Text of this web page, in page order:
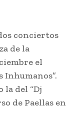
conciertos
de la
el
Inhumanos”.
la del “Dj
de Paellas en